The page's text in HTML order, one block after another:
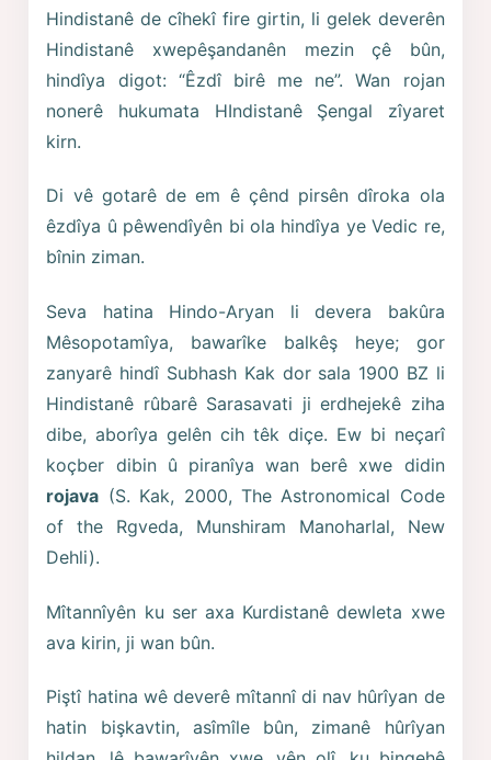
Hindistanê de cîhekî fire girtin, li gelek deverên
Hindistanê xwepêşandanên mezin çê bûn,
hindîya digot: “Êzdî birê me ne”. Wan rojan
nonerê hukumata HIndistanê Şengal zîyaret
kirn.
Di vê gotarê de em ê çênd pirsên dîroka ola
êzdîya û pêwendîyên bi ola hindîya ye Vedic re,
bînin ziman.
Seva hatina Hindo-Aryan li devera bakûra
Mêsopotamîya, bawarîke balkêş heye; gor
zanyarê hindî Subhash Kak dor sala 1900 BZ li
Hindistanê rûbarê Sarasavati ji erdhejekê ziha
dibe, aborîya gelên cih têk diçe. Ew bi neçarî
koçber dibin û piranîya wan berê xwe didin
rojava (S. Kak, 2000, The Astronomical Code
of the Rgveda, Munshiram Manoharlal, New
Dehli).
Mîtannîyên ku ser axa Kurdistanê dewleta xwe
ava kirin, ji wan bûn.
Piştî hatina wê deverê mîtannî di nav hûrîyan de
hatin bişkavtin, asîmîle bûn, zimanê hûrîyan